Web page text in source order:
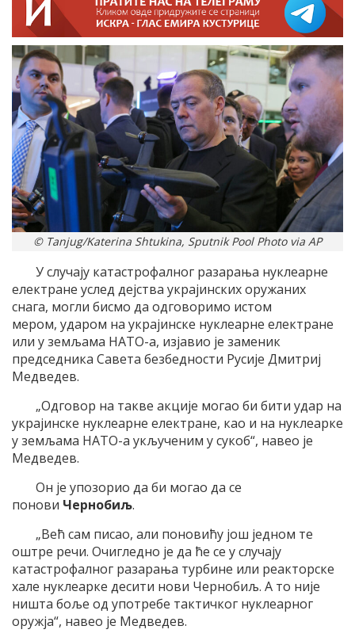
© Tanjug/Katerina Shtukina, Sputnik Pool Photo via AP
У случају катастрофалног разарања нуклеарне
електране услед дејства украјинских оружаних
снага, могли бисмо да одговоримо истом
мером, ударом на украјинске нуклеарне електране
или у земљама НАТО-а, изјавио је заменик
председника Савета безбедности Русије Дмитриј
Медведев.
„Одговор на такве акције могао би бити удар на
украјинске нуклеарне електране, као и на нуклеарке
у земљама НАТО-а укљученим у сукоб“, навео је
Медведев.
Он је упозорио да би могао да се
понови Чернобиљ.
„Већ сам писао, али поновићу још једном те
оштре речи. Очигледно је да ће се у случају
катастрофалног разарања турбине или реакторске
хале нуклеарке десити нови Чернобиљ. А то није
ништа боље од употребе тактичког нуклеарног
оружја“, навео је Медведев.